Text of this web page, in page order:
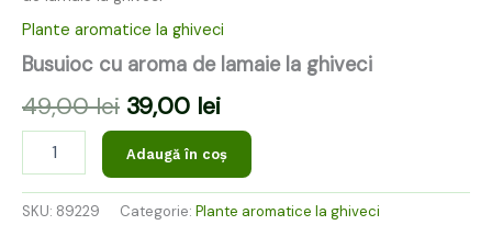
Plante aromatice la ghiveci
Busuioc cu aroma de lamaie la ghiveci
49,00lei 39,00 lei
Adaugă în coș
SKU: 89229 Categorie: Plante aromatice la ghiveci